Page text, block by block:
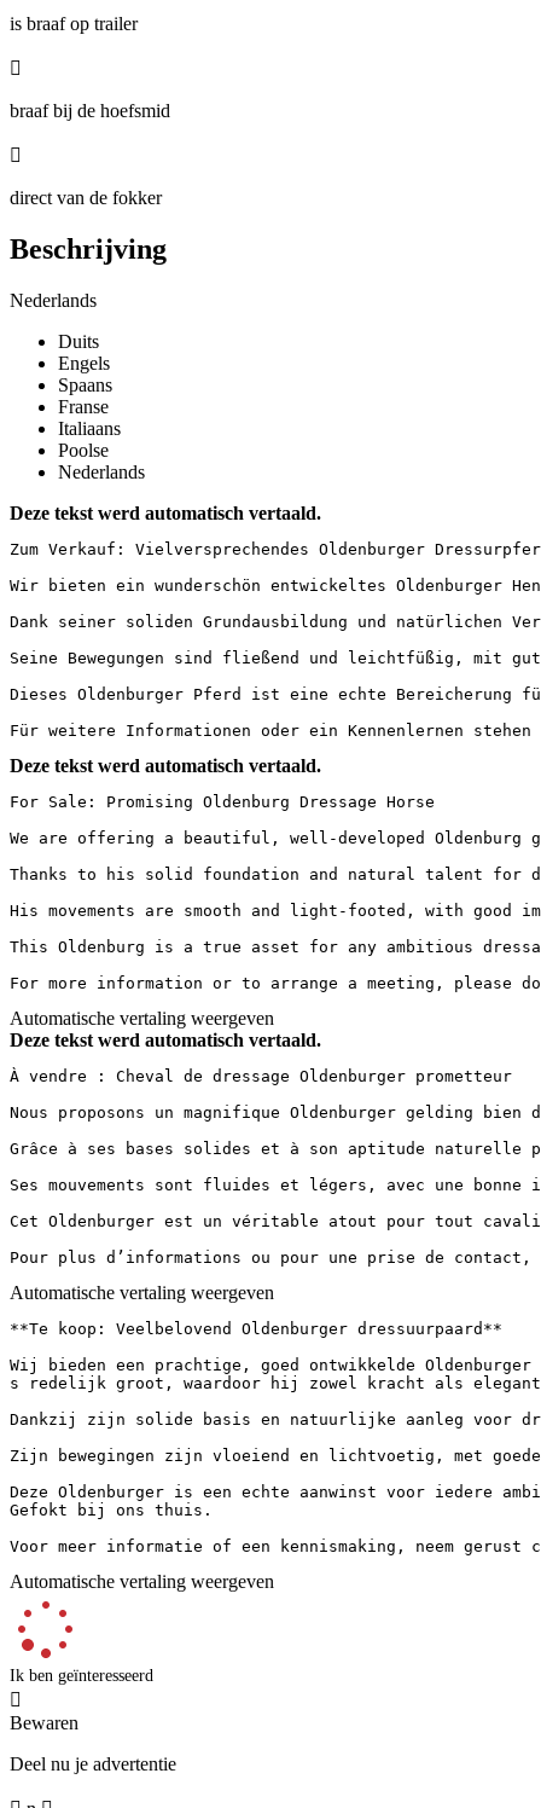
is braaf op trailer

braaf bij de hoefsmid

direct van de fokker
Beschrijving
Nederlands
Duits
Engels
Spaans
Franse
Italiaans
Poolse
Nederlands
Deze tekst werd automatisch vertaald.
Zum Verkauf: Vielversprechendes Oldenburger
Wir bieten ein wunderschön entwickeltes
Dank seiner soliden Grundausbildung und natürlichen
Seine Bewegungen sind fließend und leichtfüßig, mit
Dieses Oldenburger Pferd ist eine echte Bereicherung
Für weitere Informationen oder ein Kennenlernen
Deze tekst werd automatisch vertaald.
For Sale: Promising Oldenburg Dressage Horse
We are offering a beautiful, well-developed
Thanks to his solid foundation and natural talent
His movements are smooth and light-footed, with
This Oldenburg is a true asset for any ambitious
For more information or to arrange a meeting, please
Automatische vertaling weergeven
Deze tekst werd automatisch vertaald.
À vendre : Cheval de dressage Oldenburger prometteur
Nous proposons un magnifique Oldenburger gelding
Grâce à ses bases solides et à son aptitude
Ses mouvements sont fluides et légers, avec une
Cet Oldenburger est un véritable atout pour tout
Pour plus d’informations ou pour une prise de
Automatische vertaling weergeven
**Te koop: Veelbelovend Oldenburger dressuurpaard**
Wij bieden een prachtige, goed ontwikkelde
s redelijk groot, waardoor hij zowel kracht als
Dankzij zijn solide basis en natuurlijke aanleg voor
Zijn bewegingen zijn vloeiend en lichtvoetig, met
Deze Oldenburger is een echte aanwinst voor iedere
Gefokt bij ons thuis.
Voor meer informatie of een kennismaking, neem gerust
Automatische vertaling weergeven
Ik ben geïnteresseerd

Bewaren
Deel nu je advertentie